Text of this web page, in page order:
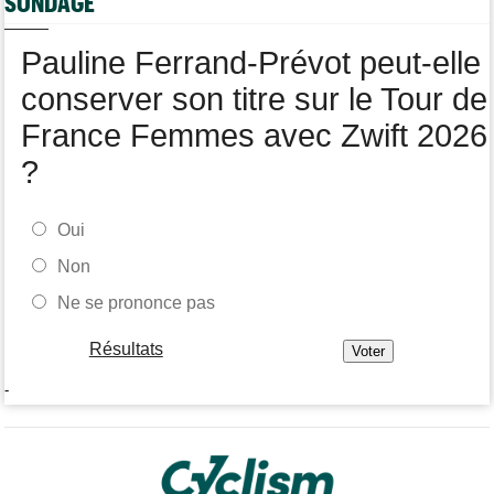
La FDJ-SUEZ assume sa stratégie : "C'est ça, le cyclisme"
Pauline Ferrand-Prévot peut-elle
conserver son titre sur le Tour de
France Femmes avec Zwift 2026
?
Oui
Non
Ne se prononce pas
Résultats
-